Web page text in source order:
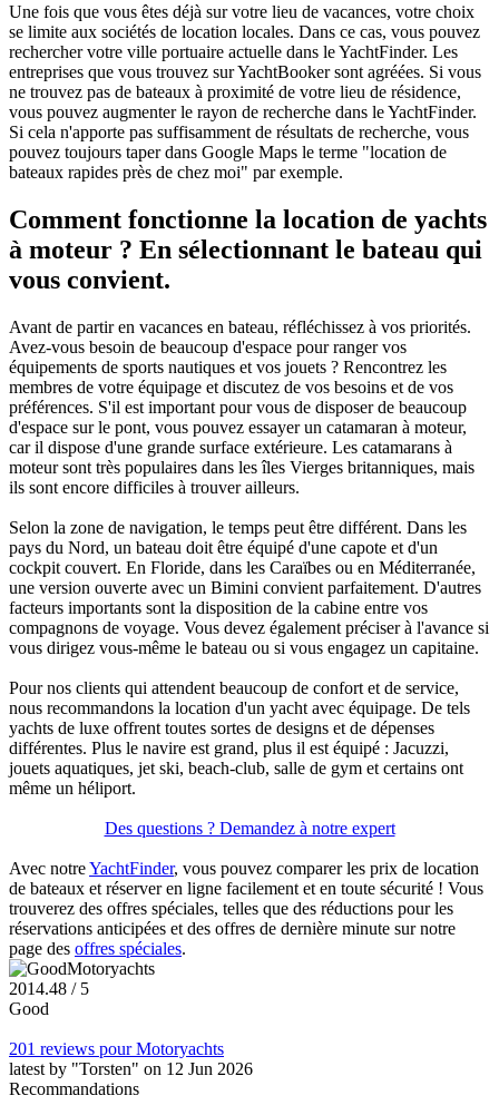
Une fois que vous êtes déjà sur votre lieu de vacances, votre choix
se limite aux sociétés de location locales. Dans ce cas, vous pouvez
rechercher votre ville portuaire actuelle dans le YachtFinder. Les
entreprises que vous trouvez sur YachtBooker sont agréées. Si vous
ne trouvez pas de bateaux à proximité de votre lieu de résidence,
vous pouvez augmenter le rayon de recherche dans le YachtFinder.
Si cela n'apporte pas suffisamment de résultats de recherche, vous
pouvez toujours taper dans Google Maps le terme "location de
bateaux rapides près de chez moi" par exemple.
Comment fonctionne la location de yachts
à moteur ? En sélectionnant le bateau qui
vous convient.
Avant de partir en vacances en bateau, réfléchissez à vos priorités.
Avez-vous besoin de beaucoup d'espace pour ranger vos
équipements de sports nautiques et vos jouets ? Rencontrez les
membres de votre équipage et discutez de vos besoins et de vos
préférences. S'il est important pour vous de disposer de beaucoup
d'espace sur le pont, vous pouvez essayer un catamaran à moteur,
car il dispose d'une grande surface extérieure. Les catamarans à
moteur sont très populaires dans les îles Vierges britanniques, mais
ils sont encore difficiles à trouver ailleurs.
Selon la zone de navigation, le temps peut être différent. Dans les
pays du Nord, un bateau doit être équipé d'une capote et d'un
cockpit couvert. En Floride, dans les Caraïbes ou en Méditerranée,
une version ouverte avec un Bimini convient parfaitement. D'autres
facteurs importants sont la disposition de la cabine entre vos
compagnons de voyage. Vous devez également préciser à l'avance si
vous dirigez vous-même le bateau ou si vous engagez un capitaine.
Pour nos clients qui attendent beaucoup de confort et de service,
nous recommandons la location d'un yacht avec équipage. De tels
yachts de luxe offrent toutes sortes de designs et de dépenses
différentes. Plus le navire est grand, plus il est équipé : Jacuzzi,
jouets aquatiques, jet ski, beach-club, salle de gym et certains ont
même un héliport.
Des questions ? Demandez à notre expert
Avec notreYachtFinder, vous pouvez comparer les prix de location
de bateaux et réserver en ligne facilement et en toute sécurité ! Vous
trouverez des offres spéciales, telles que des réductions pour les
réservations anticipées et des offres de dernière minute sur notre
page des offres spéciales.
Motoryachts
2014.48 / 5
Good
201 reviews pour Motoryachts
latest by "Torsten" on 12 Jun 2026
Recommandations